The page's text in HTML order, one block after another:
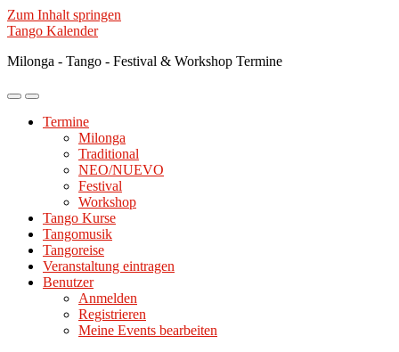
Zum Inhalt springen
Tango Kalender
Milonga - Tango - Festival & Workshop Termine
Mobile-
ein-/ausblenden
Suchfeld
ein-/ausblenden
Termine
Milonga
Traditional
NEO/NUEVO
Festival
Workshop
Tango Kurse
Tangomusik
Tangoreise
Veranstaltung eintragen
Benutzer
Anmelden
Registrieren
Meine Events bearbeiten